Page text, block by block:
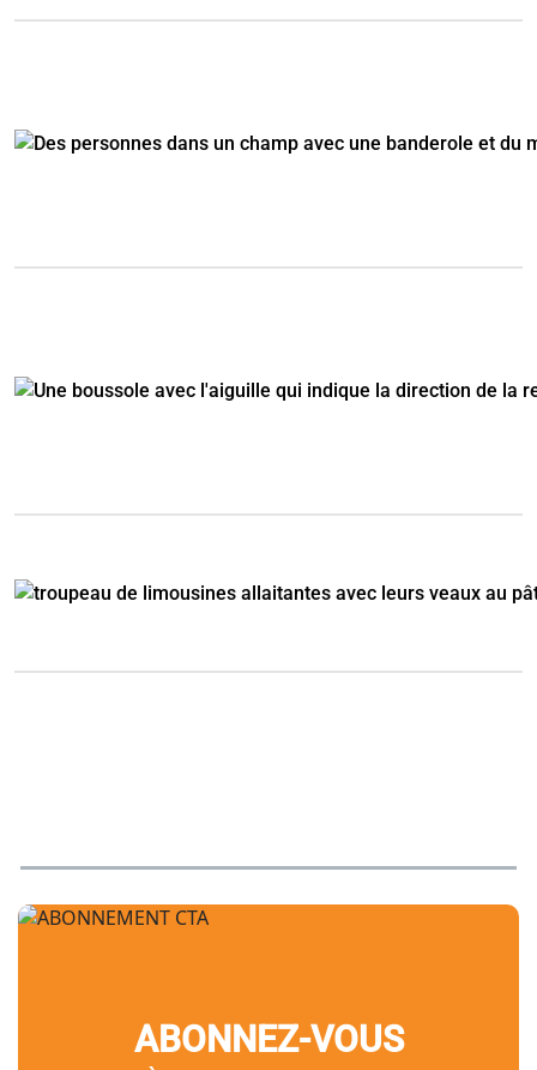
ABONNEZ-VOUS